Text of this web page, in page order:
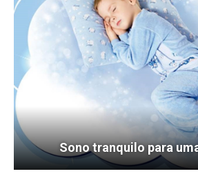
Sono tranquilo para